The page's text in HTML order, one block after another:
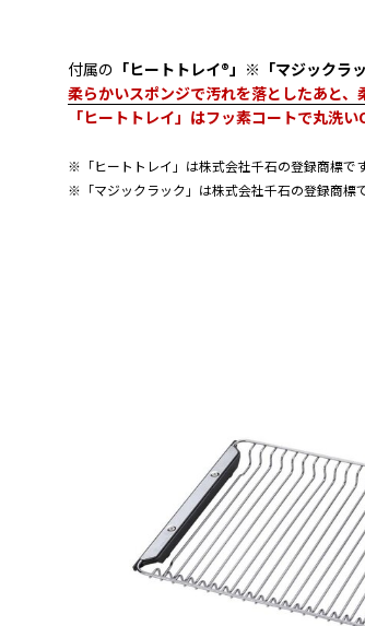
付属の 「ヒートトレイ®」※「マジックラ
柔らかいスポンジで汚れを落としたあと、
「ヒートトレイ」はフッ素コートで丸洗い
※「ヒートトレイ」は株式会社千石の登録商標で
※「マジックラック」は株式会社千石の登録商標